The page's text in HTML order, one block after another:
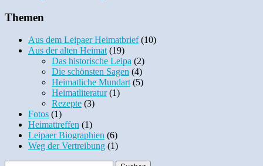
Themen
Aus dem Leipaer Heimatbrief(10)
Aus der alten Heimat (19)
Das historische Leipa (2)
Die schönsten Sagen (4)
Heimatliche Mundart (5)
Heimatliteratur(1)
Rezepte (3)
Fotos (1)
Heimattreffen (1)
Leipaer Biographien (6)
Weg der Vertreibung (1)